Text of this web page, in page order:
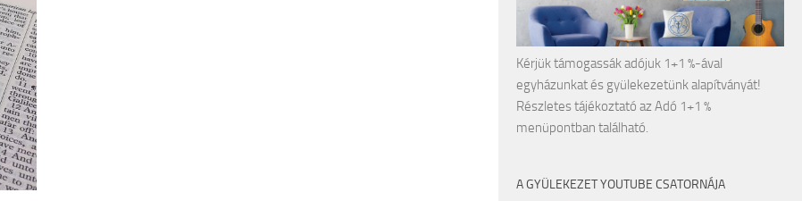
Kérjük támogassák adójuk 1+1 %-ával
egyházunkat és gyülekezetünk alapítványát!
Részletes tájékoztató az Adó 1+1 %
menüpontban található.
A GYÜLEKEZET YOUTUBE CSATORNÁJA